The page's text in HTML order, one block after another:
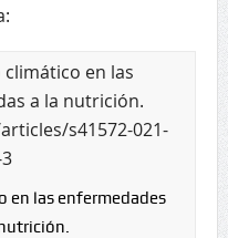
en las enfermedades